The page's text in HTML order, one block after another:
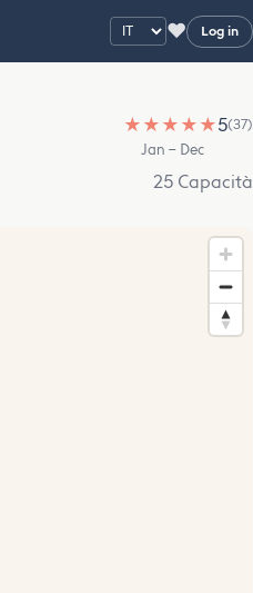
♥ Log in
★ ★ ★ ★ ★5(37)
Jan – Dec
25 Capacità